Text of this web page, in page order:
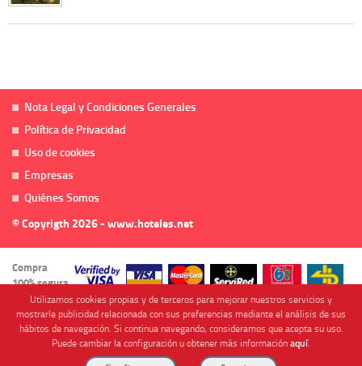
Nota Legal y Condiciones Generales
Política de Privacidad
Uso de cookies
Empresas
Quiénes Somos
© Copyrigth 2026 - www.hoteles.net
Compra
100% segura
Cofinanciado por
Utilizamos cookies propias y de terceros para mejorar nuestros servicios y
mostrarle publicidad relacionada con sus preferencias mediante el análisis de sus
hábitos de navegación. Si continua navegando, consideramos que acepta su uso.
Puede cambiar la configuración u obtener más informaciónaquí.